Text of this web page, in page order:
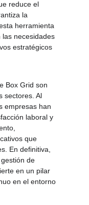
reduce el
la
herramienta
las necesidades
estratégicos
Box Grid son
sectores. Al
empresas han
laboral y
que
En definitiva,
de
en un pilar
en el entorno